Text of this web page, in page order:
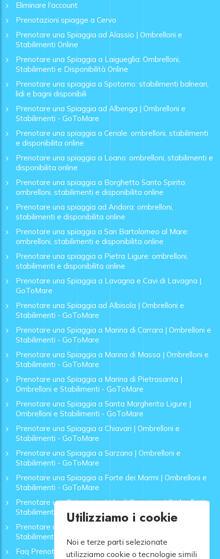
Eliminare l'account
Prenotazioni spiagge a Cervo
Prenotare una Spiaggia ad Alassio | Ombrelloni e
Stabilimenti Online
Prenotare una Spiaggia a Laigueglia: Ombrelloni,
Stabilimenti e Disponibilità Online
Prenotare una spiaggia a Spotorno: stabilimenti balneari,
lidi e bagni disponibili
Prenotare una Spiaggia ad Albenga | Ombrelloni e
Stabilimenti - GoToMare
Prenotare una spiaggia a Ceriale: ombrelloni, stabilimenti
e disponibilita online
Prenotare una spiaggia a Loano: ombrelloni, stabilimenti e
disponibilita online
Prenotare una spiaggia a Borghetto Santo Spirito:
ombrelloni, stabilimenti e disponibilita online
Prenotare una spiaggia ad Andora: ombrelloni,
stabilimenti e disponibilita online
Prenotare una spiaggia a San Bartolomeo al Mare:
ombrelloni, stabilimenti e disponibilita online
Prenotare una spiaggia a Pietra Ligure: ombrelloni,
stabilimenti e disponibilita online
Prenotare una Spiaggia a Lavagna e Cavi di Lavagna |
GoToMare
Prenotare una Spiaggia ad Albisola | Ombrelloni e
Stabilimenti - GoToMare
Prenotare una Spiaggia a Marina di Carrara | Ombrelloni e
Stabilimenti - GoToMare
Prenotare una Spiaggia a Marina di Massa | Ombrelloni e
Stabilimenti - GoToMare
Prenotare una Spiaggia a Marina di Pietrasanta |
Ombrelloni e Stabilimenti - GoToMare
Prenotare una Spiaggia a Santa Margherita Ligure |
Ombrelloni e Stabilimenti - GoToMare
Prenotare una Spiaggia a Chiavari | Ombrelloni e
Stabilimenti - GoToMare
Prenotare una Spiaggia a Sarzana | Ombrelloni e
Stabilimenti - GoToMare
Prenotare una Spiaggia a Forte dei Marmi | Ombrelloni e
Stabilimenti - GoToMare
Prenotare una Spiaggia a Lido di Camaiore | Ombrelloni e
Stabilimenti - GoToMare
Prenotare una Spiaggia a Rapallo | Ombrelloni e
Stabilimenti - GoToMare
Faq Prenotazione Spiagge
Utilizziamo i cookie
Noi e terze parti selezionate
utilizziamo cookie o tecnologie simili